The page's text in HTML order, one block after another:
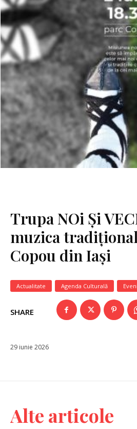
Trupa NOi Și
muzica
Copou din Iași
Actualitate Agenda Culturală
SHARE
29 iunie 2026
Alte articole